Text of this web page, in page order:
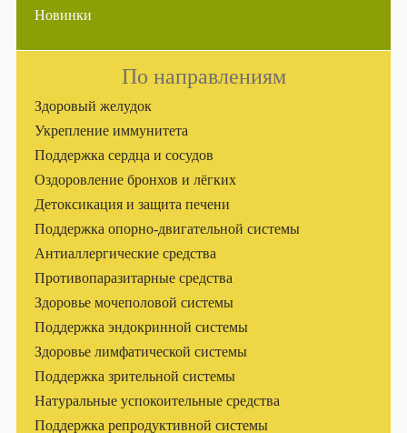
Новинки
По направлениям
Здоровый желудок
Укрепление иммунитета
Поддержка сердца и сосудов
Оздоровление бронхов и лёгких
Детоксикация и защита печени
Поддержка опорно-двигательной системы
Антиаллергические средства
Противопаразитарные средства
Здоровье мочеполовой системы
Поддержка эндокринной системы
Здоровье лимфатической системы
Поддержка зрительной системы
Натуральные успокоительные средства
Поддержка репродуктивной системы